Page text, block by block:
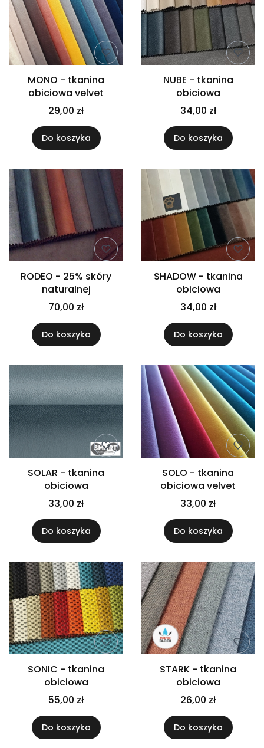
MONO - tkanina
obiciowa velvet
29,00 zł
Do koszyka
NUBE - tkanina
obiciowa
34,00 zł
Do koszyka
RODEO - 25% skóry
naturalnej
70,00 zł
Do koszyka
SHADOW - tkanina
obiciowa
34,00 zł
Do koszyka
SOLAR - tkanina
obiciowa
33,00 zł
Do koszyka
SOLO - tkanina
obiciowa velvet
33,00 zł
Do koszyka
SONIC - tkanina
obiciowa
55,00 zł
Do koszyka
STARK - tkanina
obiciowa
26,00 zł
Do koszyka